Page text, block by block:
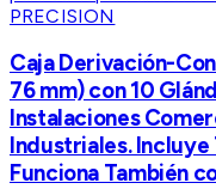
PRECISION
Caja Derivación-
76 mm) con 10
Instalaciones
Industriales. Incluye
Funciona También